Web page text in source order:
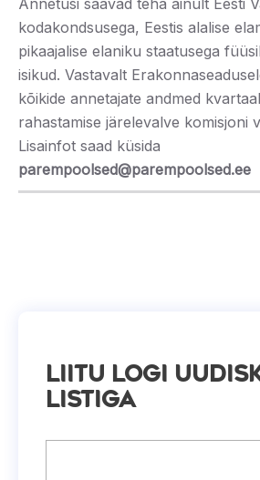
Annetusi saavad teha ainult Eesti
kodakondsusega, Eestis alalise
pikaajalise elaniku staatusega
isikud. Vastavalt
kõikide annetajate andmed
rahastamise järelevalve komisjoni
Lisainfot saad küsida
parempoolsed@parempoolsed.ee
Liitu Logi
listiga